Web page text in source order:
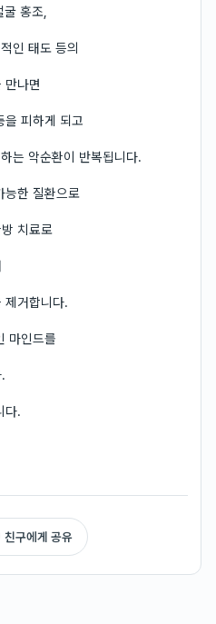
홍조,
인 태도 등의
만나면
을 피하게 되고
는 악순환이 반복됩니다.
능한 질환으로
치료로
제거합니다.
마인드를
다.
친구에게 공유